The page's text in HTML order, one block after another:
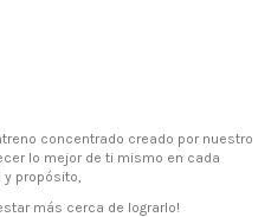
concentrado creado por nuestro
lo mejor de ti mismo en cada
propósito,
más cerca de lograrlo!